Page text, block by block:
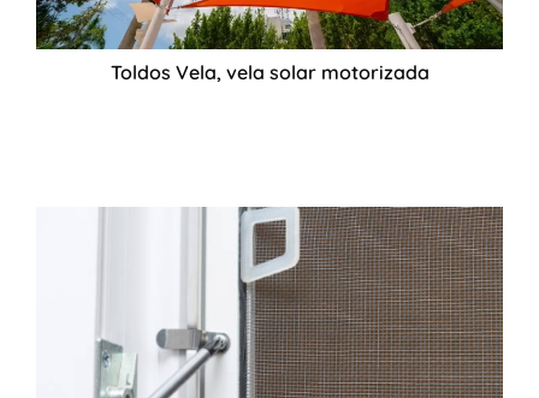
Toldos Vela, vela solar motorizada